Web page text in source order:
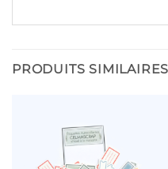
PRODUITS SIMILAIRES